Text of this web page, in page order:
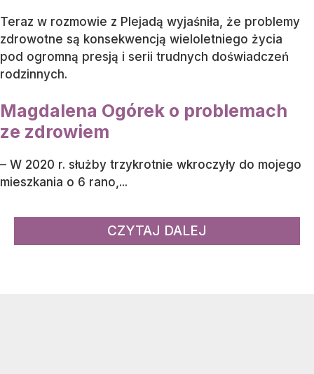
Teraz w rozmowie z Plejadą wyjaśniła, że problemy
zdrowotne są konsekwencją wieloletniego życia
pod ogromną presją i serii trudnych doświadczeń
rodzinnych.
Magdalena Ogórek o problemach
ze zdrowiem
– W 2020 r. służby trzykrotnie wkroczyły do mojego
mieszkania o 6 rano,...
CZYTAJ DALEJ